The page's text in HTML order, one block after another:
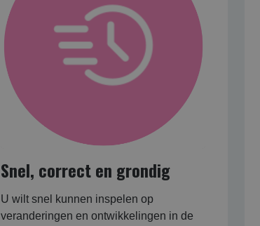
Snel, correct en grondig
U wilt snel kunnen inspelen op
veranderingen en ontwikkelingen in de